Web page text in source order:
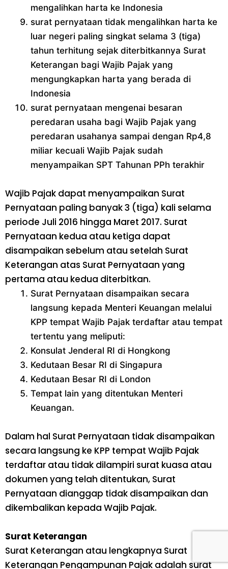
mengalihkan harta ke Indonesia
surat pernyataan tidak mengalihkan harta ke
luar negeri paling singkat selama 3 (tiga)
tahun terhitung sejak diterbitkannya Surat
Keterangan bagi Wajib Pajak yang
mengungkapkan harta yang berada di
Indonesia
surat pernyataan mengenai besaran
peredaran usaha bagi Wajib Pajak yang
peredaran usahanya sampai dengan Rp4,8
miliar kecuali Wajib Pajak sudah
menyampaikan SPT Tahunan PPh terakhir
Wajib Pajak dapat menyampaikan Surat
Pernyataan paling banyak 3 (tiga) kali selama
periode Juli 2016 hingga Maret 2017. Surat
Pernyataan kedua atau ketiga dapat
disampaikan sebelum atau setelah Surat
Keterangan atas Surat Pernyataan yang
pertama atau kedua diterbitkan.
Surat Pernyataan disampaikan secara
langsung kepada Menteri Keuangan melalui
KPP tempat Wajib Pajak terdaftar atau tempat
tertentu yang meliputi:
Konsulat Jenderal RI di Hongkong
Kedutaan Besar RI di Singapura
Kedutaan Besar RI di London
Tempat lain yang ditentukan Menteri
Keuangan.
Dalam hal Surat Pernyataan tidak disampaikan
secara langsung ke KPP tempat Wajib Pajak
terdaftar atau tidak dilampiri surat kuasa atau
dokumen yang telah ditentukan, Surat
Pernyataan dianggap tidak disampaikan dan
dikembalikan kepada Wajib Pajak.
Surat Keterangan
Surat Keterangan atau lengkapnya Surat
Keterangan Pengampunan Pajak adalah surat